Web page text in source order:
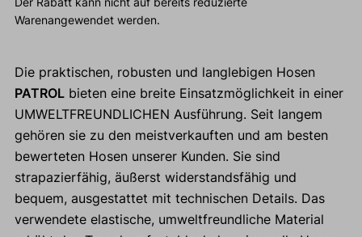
Warenangewendet werden.
Die praktischen, robusten und langlebigen Hosen
PATROLbieten eine breite Einsatzmöglichkeit in einer
UMWELTFREUNDLICHEN Ausführung. Seit langem
gehören sie zu den meistverkauften und am besten
bewerteten Hosen unserer Kunden. Sie sind
strapazierfähig, äußerst widerstandsfähig und
bequem, ausgestattet mit technischen Details. Das
verwendete elastische, umweltfreundliche Material